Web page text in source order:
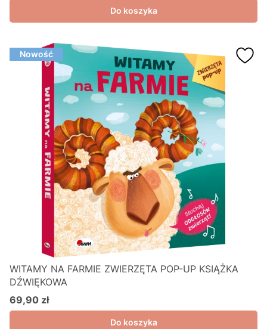
Do koszyka
Nowość
WITAMY NA FARMIE ZWIERZĘTA POP-UP KSIĄŻKA
DŹWIĘKOWA
Cena
69,90 zł
Do koszyka